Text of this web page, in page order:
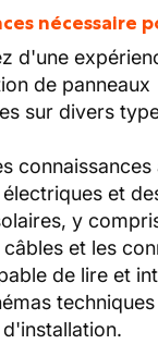
nécessaire
d'une
de panneaux
sur divers
et
y
et les
de lire et